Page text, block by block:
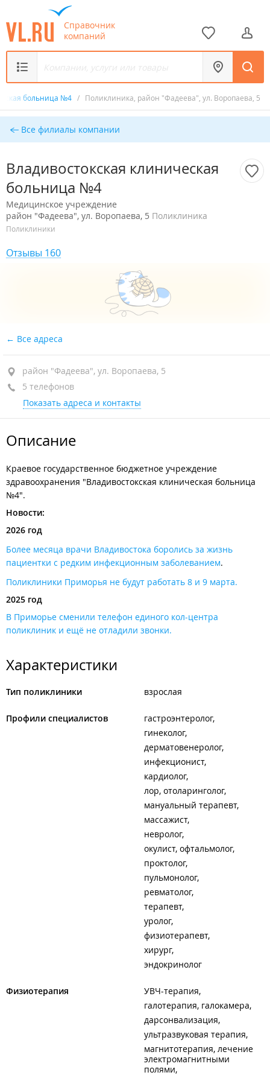
Справочник
компаний
больница №4 / Поликлиника, район "Фадеева", ул. Воропаева, 5
Все филиалы компании
Владивостокская клиническая
больница №4
Медицинское учреждение
район "Фадеева", ул. Воропаева, 5 Поликлиника
Поликлиники
Отзывы 160
Все адреса
район "Фадеева", ул. Воропаева, 5
5 телефонов
Показать адреса и контакты
Описание
Краевое государственное бюджетное учреждение
здравоохранения "Владивостокская клиническая больница
№4".
Новости:
2026 год
Более месяца врачи Владивостока боролись за жизнь
пациентки с редким инфекционным заболеванием.
Поликлиники Приморья не будут работать 8 и 9 марта.
2025 год
В Приморье сменили телефон единого кол-центра
поликлиник и ещё не отладили звонки.
Характеристики
Тип поликлиники взрослая
Профили специалистов
гастроэнтеролог
гинеколог
дерматовенеролог
инфекционист
кардиолог
лор, отоларинголог
мануальный терапевт
массажист
невролог
окулист, офтальмолог
проктолог
пульмонолог
ревматолог
терапевт
уролог
физиотерапевт
хирург
эндокринолог
Физиотерапия
УВЧ-терапия
галотерапия, галокамера
дарсонвализация
ультразвуковая терапия
магнитотерапия, лечение
электромагнитными
полями